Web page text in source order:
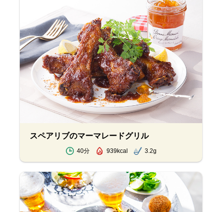
スペアリブのマーマレードグリル
40分 939kcal 3.2g